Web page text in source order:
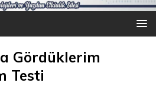
Gördüklerim
Testi